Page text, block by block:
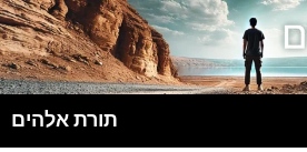
תורת אלהים